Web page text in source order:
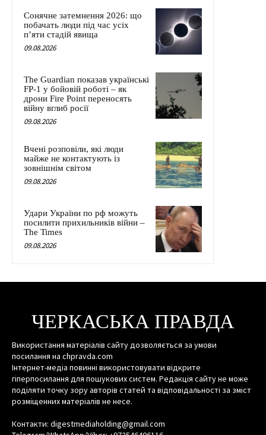
Сонячне затемнення 2026: що
побачать люди під час усіх
п’яти стадій явища
09.08.2026
The Guardian показав українські
FP-1 у бойовій роботі – як
дрони Fire Point переносять
війну вглиб росії
09.08.2026
Вчені розповіли, які люди
майже не контактують із
зовнішнім світом
09.08.2026
Удари України по рф можуть
посилити прихильників війни –
The Times
09.08.2026
ЧЕРКАСЬКА ПРАВДА
Використання матеріалів сайту дозволяється за умови
посилання на chpravda.com
Інтернет-медіа повинні використовувати відкрите
гіперпосилання для пошукових систем. Редакція сайту не може
поділяти точку зору авторів статей та відповідальності за зміст
розміщенних матеріалів не несе.
Контакти: digestmediaholding@gmail.com